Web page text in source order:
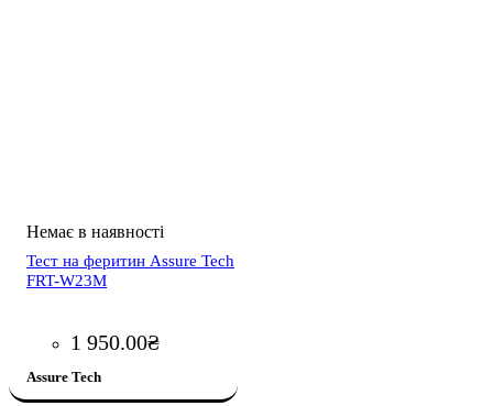
Тест на феритин Assure Tech
FRT-W23M
1 950.00₴
Assure Tech